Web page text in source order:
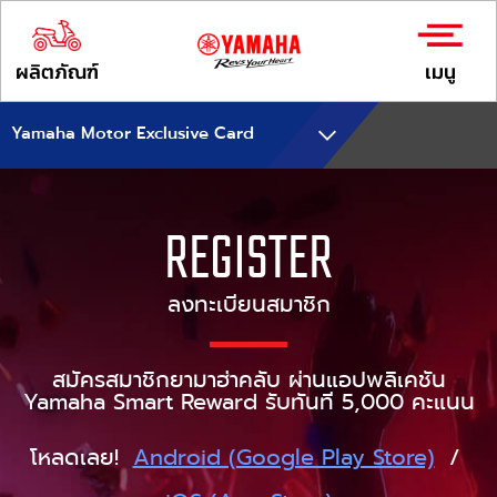
ผลิตภัณฑ์ เมนู
Yamaha Motor Exclusive Card
REGISTER
ลงทะเบียนสมาชิก
สมัครสมาชิกยามาฮ่าคลับ ผ่านแอปพลิเคชัน
Yamaha Smart Reward รับทันที 5,000 คะแนน
โหลดเลย! Android (Google Play Store) /